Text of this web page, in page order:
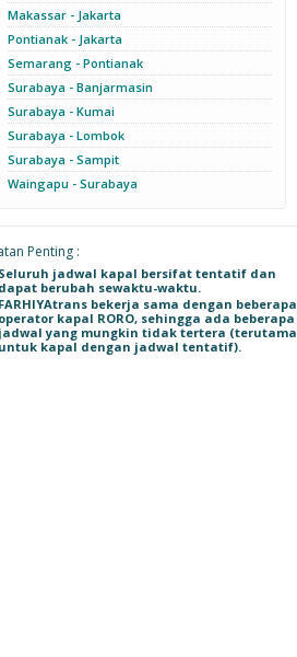
Makassar - Jakarta
Pontianak - Jakarta
Semarang - Pontianak
Surabaya - Banjarmasin
Surabaya - Kumai
Surabaya - Lombok
Surabaya - Sampit
Waingapu - Surabaya
Penting :
jadwal kapal bersifat tentatif dan
berubah sewaktu-waktu.
bekerja sama dengan beberapa
kapal RORO, sehingga ada beberapa
yang mungkin tidak tertera (terutama
kapal dengan jadwal tentatif).